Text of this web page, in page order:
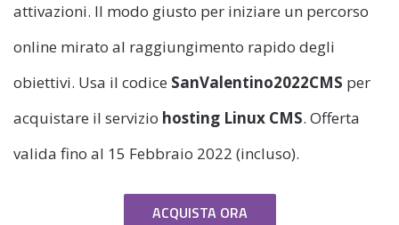
attivazioni. Il modo giusto per iniziare un percorso
online mirato al raggiungimento rapido degli
obiettivi. Usa il codice SanValentino2022CMS per
acquistare il servizio hosting Linux CMS. Offerta
valida fino al 15 Febbraio 2022 (incluso).
ACQUISTA ORA